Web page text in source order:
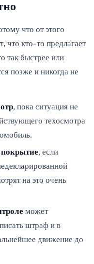
что от этого
что кто-то предлагает
так быстрее или
позже и никогда не
, пока ситуация не
техосмотра
, если
на это очень
может
штраф и в
движение до